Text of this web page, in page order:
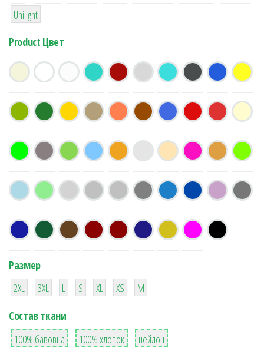
1
Unilight
Product Цвет
Размер
38
2XL
16
3XL
42
L
42
S
42
XL XS
М
Состав ткани
8
100% бавовна
36
100% хлопок
2
нейлон